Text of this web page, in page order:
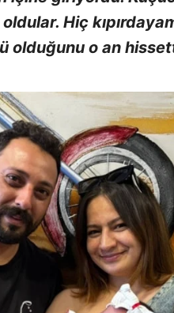
Hiç
olduğunu o an